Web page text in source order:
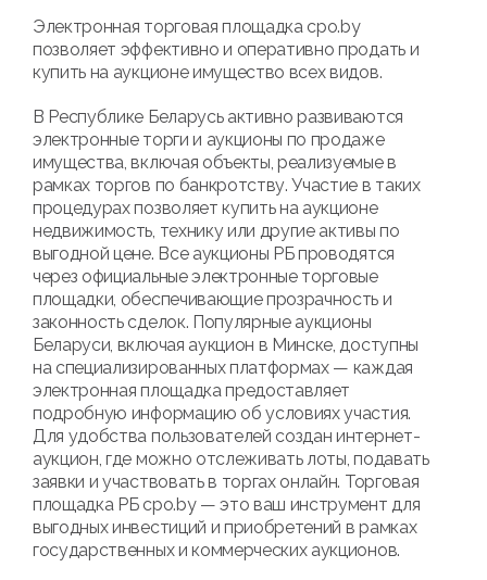
Электронная торговая площадка cpo.by
позволяет эффективно и оперативно продать и
купить на аукционе имущество всех видов.
В Республике Беларусь активно развиваются
электронные торги и аукционы по продаже
имущества, включая объекты, реализуемые в
рамках торгов по банкротству. Участие в таких
процедурах позволяет купить на аукционе
недвижимость, технику или другие активы по
выгодной цене. Все аукционы РБ проводятся
через официальные электронные торговые
площадки, обеспечивающие прозрачность и
законность сделок. Популярные аукционы
Беларуси, включая аукцион в Минске, доступны
на специализированных платформах — каждая
электронная площадка предоставляет
подробную информацию об условиях участия.
Для удобства пользователей создан интернет-
аукцион, где можно отслеживать лоты, подавать
заявки и участвовать в торгах онлайн. Торговая
площадка РБ cpo.by — это ваш инструмент для
выгодных инвестиций и приобретений в рамках
государственных и коммерческих аукционов.